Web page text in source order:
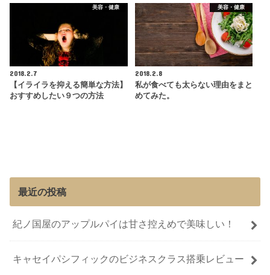
美容・健康
2018.2.7
【イライラを抑える簡単な方法】
おすすめしたい９つの方法
美容・健康
2018.2.8
私が食べても太らない理由をまと
めてみた。
最近の投稿
紀ノ国屋のアップルパイは甘さ控えめで美味しい！
キャセイパシフィックのビジネスクラス搭乗レビュー